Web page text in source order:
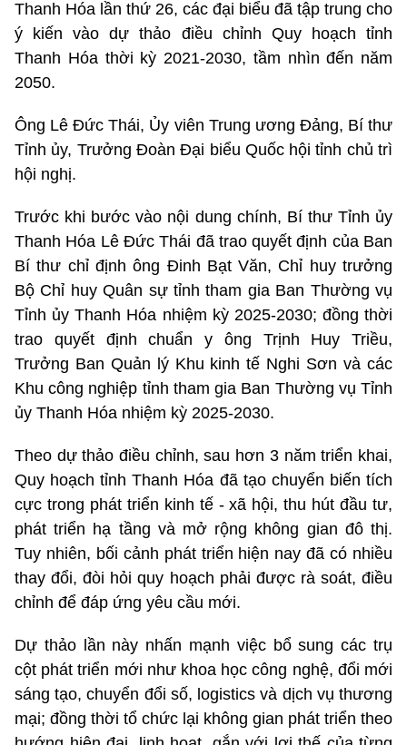
Thanh Hóa lần thứ 26, các đại biểu đã tập trung cho
ý kiến vào dự thảo điều chỉnh Quy hoạch tỉnh
Thanh Hóa thời kỳ 2021-2030, tầm nhìn đến năm
2050.
Ông Lê Đức Thái, Ủy viên Trung ương Đảng, Bí thư
Tỉnh ủy, Trưởng Đoàn Đại biểu Quốc hội tỉnh chủ trì
hội nghị.
Trước khi bước vào nội dung chính, Bí thư Tỉnh ủy
Thanh Hóa Lê Đức Thái đã trao quyết định của Ban
Bí thư chỉ định ông Đinh Bạt Văn, Chỉ huy trưởng
Bộ Chỉ huy Quân sự tỉnh tham gia Ban Thường vụ
Tỉnh ủy Thanh Hóa nhiệm kỳ 2025-2030; đồng thời
trao quyết định chuẩn y ông Trịnh Huy Triều,
Trưởng Ban Quản lý Khu kinh tế Nghi Sơn và các
Khu công nghiệp tỉnh tham gia Ban Thường vụ Tỉnh
ủy Thanh Hóa nhiệm kỳ 2025-2030.
Theo dự thảo điều chỉnh, sau hơn 3 năm triển khai,
Quy hoạch tỉnh Thanh Hóa đã tạo chuyển biến tích
cực trong phát triển kinh tế - xã hội, thu hút đầu tư,
phát triển hạ tầng và mở rộng không gian đô thị.
Tuy nhiên, bối cảnh phát triển hiện nay đã có nhiều
thay đổi, đòi hỏi quy hoạch phải được rà soát, điều
chỉnh để đáp ứng yêu cầu mới.
Dự thảo lần này nhấn mạnh việc bổ sung các trụ
cột phát triển mới như khoa học công nghệ, đổi mới
sáng tạo, chuyển đổi số, logistics và dịch vụ thương
mại; đồng thời tổ chức lại không gian phát triển theo